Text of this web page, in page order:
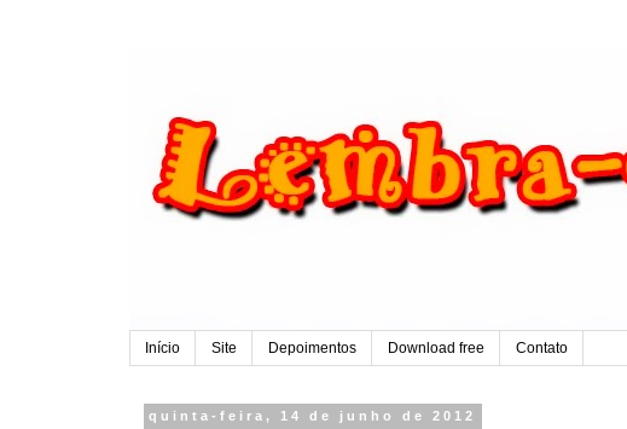
Início Site Depoimentos Download free Contato
quinta-feira, 14 de junho de 2012